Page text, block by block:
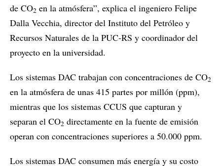
de CO2 en la atmósfera”, explica el ingeniero Felipe
Dalla Vecchia, director del Instituto del Petróleo y
Recursos Naturales de la PUC-RS y coordinador del
proyecto en la universidad.
Los sistemas DAC trabajan con concentraciones de CO2
en la atmósfera de unas 415 partes por millón (ppm),
mientras que los sistemas CCUS que capturan y
separan el CO2 directamente en la fuente de emisión
operan con concentraciones superiores a 50.000 ppm.
Los sistemas DAC consumen más energía y su costo